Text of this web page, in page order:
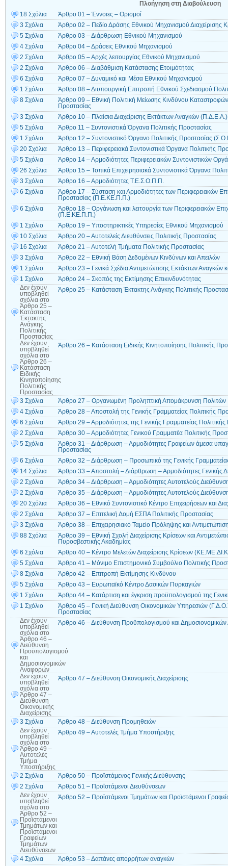
Πλοήγηση στη Διαβούλευση
18 Σχόλια
Άρθρο 01 – Έννοιες – Ορισμοί
3 Σχόλια
Άρθρο 02 – Πεδίο Δράσης Εθνικού Μηχανισμού Διαχείρισης
5 Σχόλια
Άρθρο 03 – Διάρθρωση Εθνικού Μηχανισμού
4 Σχόλια
Άρθρο 04 – Δράσεις Εθνικού Μηχανισμού
2 Σχόλια
Άρθρο 05 – Αρχές λειτουργίας Εθνικού Μηχανισμού
2 Σχόλια
Άρθρο 06 – Διαβάθμιση Κατάστασης Ετοιμότητας
6 Σχόλια
Άρθρο 07 – Δυναμικό και Μέσα Εθνικού Μηχανισμού
1 Σχόλιο
Άρθρο 08 – Διυπουργική Επιτροπή Εθνικού Σχεδιασμού
8 Σχόλια
Άρθρο 09 – Εθνική Πολιτική Μείωσης Κινδύνου Καταστροφών
Προστασίας
3 Σχόλια
Άρθρο 10 – Πλαίσια Διαχείρισης Εκτάκτων Αναγκών (Π.Δ.Ε.Α.)
5 Σχόλια
Άρθρο 11 – Συντονιστικά Όργανα Πολιτικής Προστασίας
1 Σχόλιο
Άρθρο 12 – Συντονιστικό Όργανο Πολιτικής Προστασίας
20 Σχόλια
Άρθρο 13 – Περιφερειακά Συντονιστικά Όργανα Πολιτικής
5 Σχόλια
Άρθρο 14 – Αρμοδιότητες Περιφερειακών Συντονιστικών
26 Σχόλια
Άρθρο 15 – Τοπικά Επιχειρησιακά Συντονιστικά Όργανα
3 Σχόλια
Άρθρο 16 – Αρμοδιότητες Τ.Ε.Σ.Ο.Π.Π.
6 Σχόλια
Άρθρο 17 – Σύσταση και Αρμοδιότητες των Περιφερειακών
Προστασίας (Π.Ε.ΚΕ.Π.Π.)
6 Σχόλια
Άρθρο 18 – Οργάνωση και λειτουργία των Περιφερειακών
(Π.Ε.ΚΕ.Π.Π.)
1 Σχόλιο
Άρθρο 19 – Υποστηρικτικές Υπηρεσίες Εθνικού Μηχανισμού
10 Σχόλια
Άρθρο 20 – Αυτοτελείς Διευθύνσεις Πολιτικής Προστασίας
16 Σχόλια
Άρθρο 21 – Αυτοτελή Τμήματα Πολιτικής Προστασίας
3 Σχόλια
Άρθρο 22 – Εθνική Βάση Δεδομένων Κινδύνων και Απειλών
1 Σχόλιο
Άρθρο 23 – Γενικά Σχέδια Αντιμετώπισης Εκτάκτων Αναγκών
1 Σχόλιο
Άρθρο 24 – Σκοπός της Εκτίμησης Επικινδυνότητας
Δεν έχουν
υποβληθεί
σχόλια στο
Άρθρο 25 –
Κατάσταση
Έκτακτης
Ανάγκης
Πολιτικής
Προστασίας
Άρθρο 25 – Κατάσταση Έκτακτης Ανάγκης Πολιτικής
Δεν έχουν
υποβληθεί
σχόλια στο
Άρθρο 26 –
Κατάσταση
Ειδικής
Κινητοποίησης
Πολιτικής
Προστασίας
Άρθρο 26 – Κατάσταση Ειδικής Κινητοποίησης Πολιτικής
3 Σχόλια
Άρθρο 27 – Οργανωμένη Προληπτική Απομάκρυνση Πολιτών
4 Σχόλια
Άρθρο 28 – Αποστολή της Γενικής Γραμματείας Πολιτικής
6 Σχόλια
Άρθρο 29 – Αρμοδιότητες της Γενικής Γραμματείας
2 Σχόλια
Άρθρο 30 – Αρμοδιότητες Γενικού Γραμματέα Πολιτικής
5 Σχόλια
Άρθρο 31 – Διάρθρωση – Αρμοδιότητες Γραφείων άμεσα
Προστασίας
6 Σχόλια
Άρθρο 32 – Διάρθρωση – Προσωπικό της Γενικής
14 Σχόλια
Άρθρο 33 – Αποστολή – Διάρθρωση – Αρμοδιότητες Γενικής
2 Σχόλια
Άρθρο 34 – Διάρθρωση – Αρμοδιότητες Αυτοτελούς
2 Σχόλια
Άρθρο 35 – Διάρθρωση – Αρμοδιότητες Αυτοτελούς
20 Σχόλια
Άρθρο 36 – Εθνικό Συντονιστικό Κέντρο Επιχειρήσεων και
2 Σχόλια
Άρθρο 37 – Επιτελική Δομή ΕΣΠΑ Πολιτικής Προστασίας
3 Σχόλια
Άρθρο 38 – Επιχειρησιακό Ταμείο Πρόληψης και
88 Σχόλια
Άρθρο 39 – Εθνική Σχολή Διαχείρισης Κρίσεων και
Πυροσβεστικής Ακαδημίας
6 Σχόλια
Άρθρο 40 – Κέντρο Μελετών Διαχείρισης Κρίσεων
5 Σχόλια
Άρθρο 41 – Μόνιμο Επιστημονικό Συμβούλιο Πολιτικής
8 Σχόλια
Άρθρο 42 – Επιτροπή Εκτίμησης Κινδύνου
5 Σχόλια
Άρθρο 43 – Ευρωπαϊκό Κέντρο Δασικών Πυρκαγιών
1 Σχόλιο
Άρθρο 44 – Κατάρτιση και έγκριση προϋπολογισμού της
1 Σχόλιο
Άρθρο 45 – Γενική Διεύθυνση Οικονομικών Υπηρεσιών
Προστασίας
Δεν έχουν
υποβληθεί
σχόλια στο
Άρθρο 46 –
Διεύθυνση
Προϋπολογισμού
και
Δημοσιονομικών
Αναφορών
Άρθρο 46 – Διεύθυνση Προϋπολογισμού και
Δεν έχουν
υποβληθεί
σχόλια στο
Άρθρο 47 –
Διεύθυνση
Οικονομικής
Διαχείρισης
Άρθρο 47 – Διεύθυνση Οικονομικής Διαχείρισης
3 Σχόλια
Άρθρο 48 – Διεύθυνση Προμηθειών
Δεν έχουν
υποβληθεί
σχόλια στο
Άρθρο 49 –
Αυτοτελές
Τμήμα
Υποστήριξης
Άρθρο 49 – Αυτοτελές Τμήμα Υποστήριξης
2 Σχόλια
Άρθρο 50 – Προϊστάμενος Γενικής Διεύθυνσης
2 Σχόλια
Άρθρο 51 – Προϊστάμενοι Διευθύνσεων
Δεν έχουν
υποβληθεί
σχόλια στο
Άρθρο 52 –
Προϊστάμενοι
Τμημάτων και
Προϊστάμενοι
Γραφείων
Τμημάτων
Διευθύνσεων
Άρθρο 52 – Προϊστάμενοι Τμημάτων και Προϊστάμενοι
4 Σχόλια Άρθρο 53 – Δαπάνες απορρήτων αναγκών